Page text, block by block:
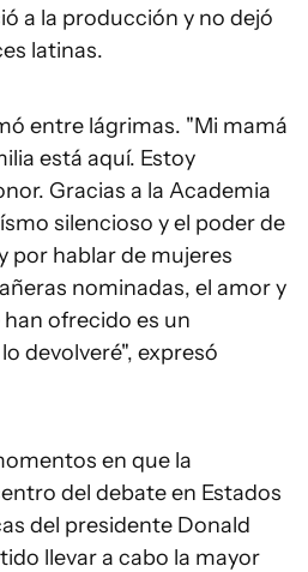
a la producción y no dejó
latinas.
entre lágrimas. "Mi mamá
está aquí. Estoy
Gracias a la Academia
silencioso y el poder de
por hablar de mujeres
nominadas, el amor y
ofrecido es un
devolveré", expresó
en que la
del debate en Estados
del presidente Donald
llevar a cabo la mayor